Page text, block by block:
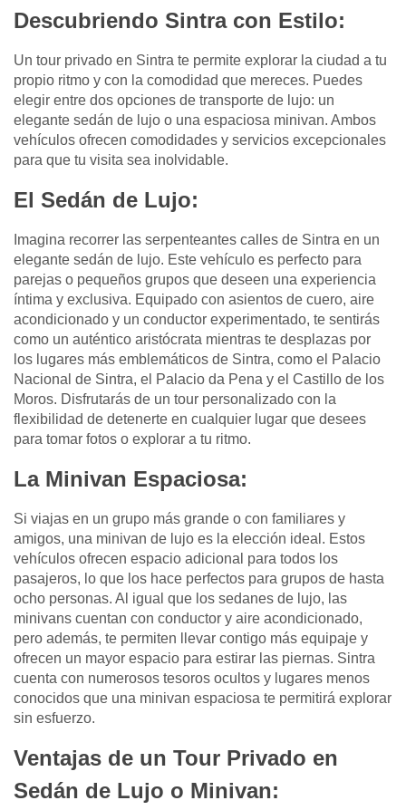
Descubriendo Sintra con Estilo:
Un tour privado en Sintra te permite explorar la ciudad a tu
propio ritmo y con la comodidad que mereces. Puedes
elegir entre dos opciones de transporte de lujo: un
elegante sedán de lujo o una espaciosa minivan. Ambos
vehículos ofrecen comodidades y servicios excepcionales
para que tu visita sea inolvidable.
El Sedán de Lujo:
Imagina recorrer las serpenteantes calles de Sintra en un
elegante sedán de lujo. Este vehículo es perfecto para
parejas o pequeños grupos que deseen una experiencia
íntima y exclusiva. Equipado con asientos de cuero, aire
acondicionado y un conductor experimentado, te sentirás
como un auténtico aristócrata mientras te desplazas por
los lugares más emblemáticos de Sintra, como el Palacio
Nacional de Sintra, el Palacio da Pena y el Castillo de los
Moros. Disfrutarás de un tour personalizado con la
flexibilidad de detenerte en cualquier lugar que desees
para tomar fotos o explorar a tu ritmo.
La Minivan Espaciosa:
Si viajas en un grupo más grande o con familiares y
amigos, una minivan de lujo es la elección ideal. Estos
vehículos ofrecen espacio adicional para todos los
pasajeros, lo que los hace perfectos para grupos de hasta
ocho personas. Al igual que los sedanes de lujo, las
minivans cuentan con conductor y aire acondicionado,
pero además, te permiten llevar contigo más equipaje y
ofrecen un mayor espacio para estirar las piernas. Sintra
cuenta con numerosos tesoros ocultos y lugares menos
conocidos que una minivan espaciosa te permitirá explorar
sin esfuerzo.
Ventajas de un Tour Privado en
Sedán de Lujo o Minivan: